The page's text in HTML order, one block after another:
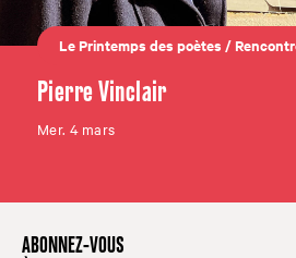
Le Printemps des poètes /
Pierre Vinclair
Mer. 4 mars
ABONNEZ-VOUS